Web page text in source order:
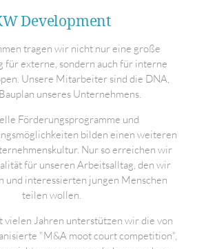
Development
tragen wir nicht nur eine große
für externe, sondern auch für interne
Unsere Mitarbeiter sind die DNA,
unseres Unternehmens.
Förderungsprogramme und
bilden einen weiteren
Nur so erreichen wir
für unseren Arbeitsalltag, den wir
und interessierten jungen Menschen
teilen wollen.
vielen Jahren unterstützen wir die von
"M&A moot court competition",